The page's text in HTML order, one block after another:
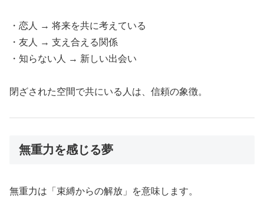
・恋人 → 将来を共に考えている
・友人 → 支え合える関係
・知らない人 → 新しい出会い
閉ざされた空間で共にいる人は、信頼の象徴。
無重力を感じる夢
無重力は「束縛からの解放」を意味します。